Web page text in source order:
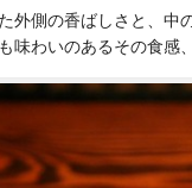
外側の香ばしさと、中
味わいのあるその食感